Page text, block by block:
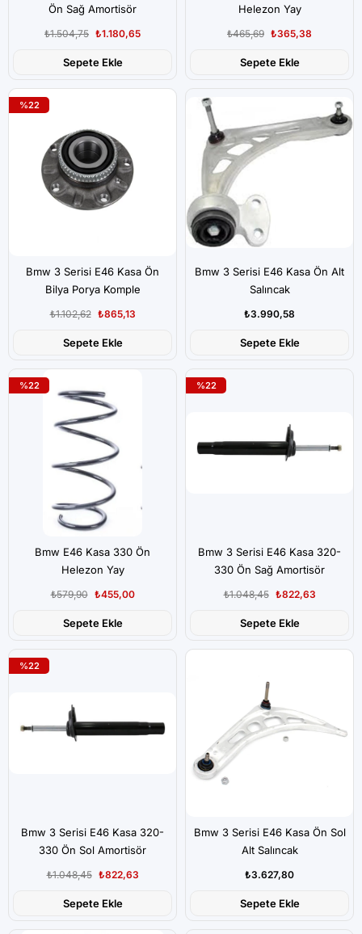
Ön Sağ Amortisör
₺1.180,65
₺1.504,75
Sepete Ekle
Helezon Yay
₺365,38
₺465,69
Sepete Ekle
Bmw 3 Serisi E46 Kasa Ön
Bilya Porya Komple
₺865,13
₺1.102,62
Sepete Ekle
%22
Bmw 3 Serisi E46 Kasa Ön Alt
Salıncak
₺3.990,58
Sepete Ekle
Bmw E46 Kasa 330 Ön
Helezon Yay
₺455,00
₺579,90
Sepete Ekle
%22
Bmw 3 Serisi E46 Kasa 320-
330 Ön Sağ Amortisör
₺822,63
₺1.048,45
Sepete Ekle
%22
Bmw 3 Serisi E46 Kasa 320-
330 Ön Sol Amortisör
₺822,63
₺1.048,45
Sepete Ekle
%22
Bmw 3 Serisi E46 Kasa Ön Sol
Alt Salıncak
₺3.627,80
Sepete Ekle